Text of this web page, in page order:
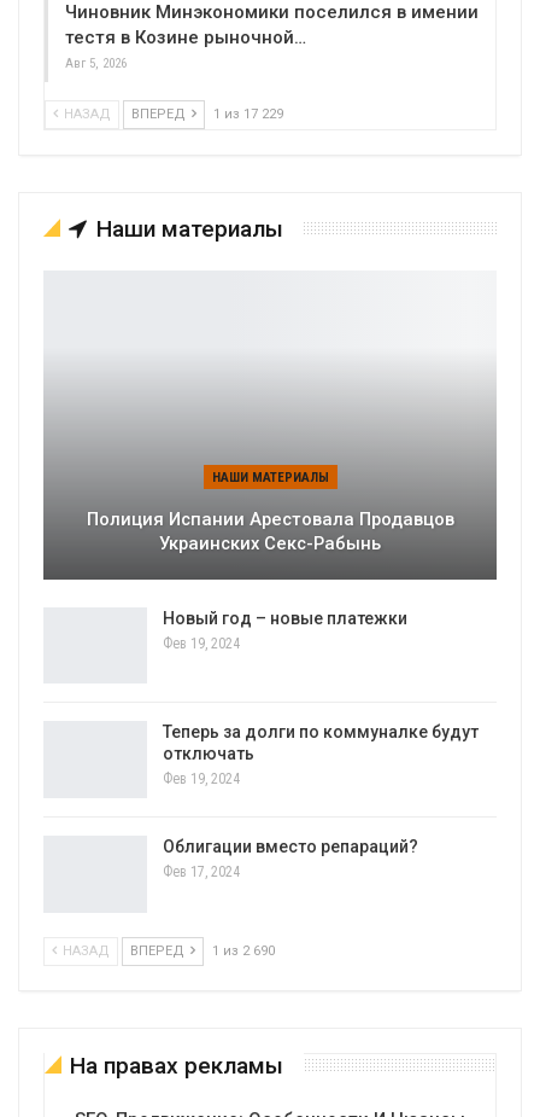
Чиновник Минэкономики поселился в имении
тестя в Козине рыночной…
Авг 5, 2026
НАЗАД ВПЕРЕД 1 из 17 229
Наши материалы
НАШИ МАТЕРИАЛЫ
Полиция Испании Арестовала Продавцов
Украинских Секс-Рабынь
Новый год – новые платежки
Фев 19, 2024
Теперь за долги по коммуналке будут
отключать
Фев 19, 2024
Облигации вместо репараций?
Фев 17, 2024
НАЗАД ВПЕРЕД 1 из 2 690
На правах рекламы